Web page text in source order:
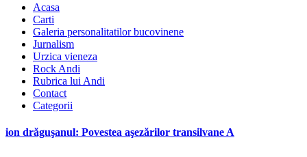
Acasa
Carti
Galeria personalitatilor bucovinene
Jurnalism
Urzica vieneza
Rock Andi
Rubrica lui Andi
Contact
Categorii
ion drăguşanul: Povestea aşezărilor transilvane A